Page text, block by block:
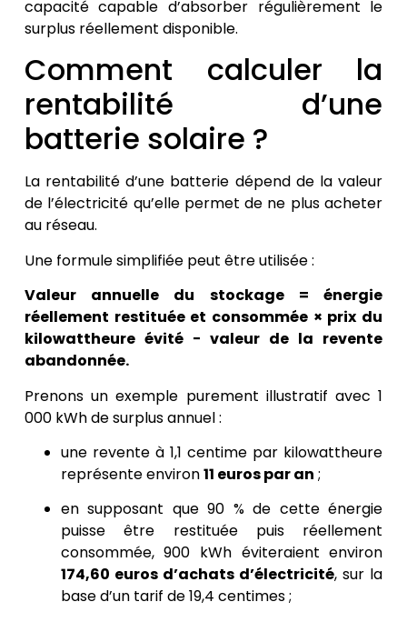
capacité capable d’absorber régulièrement le
surplus réellement disponible.
Comment calculer la
rentabilité d’une
batterie solaire ?
La rentabilité d’une batterie dépend de la valeur
de l’électricité qu’elle permet de ne plus acheter
au réseau.
Une formule simplifiée peut être utilisée :
Valeur annuelle du stockage = énergie
réellement restituée et consommée × prix du
kilowattheure évité − valeur de la revente
abandonnée.
Prenons un exemple purement illustratif avec 1
000 kWh de surplus annuel :
une revente à 1,1 centime par kilowattheure
représente environ11 euros par an ;
en supposant que 90 % de cette énergie
puisse être restituée puis réellement
consommée, 900 kWh éviteraient environ
174,60 euros d’achats d’électricité, sur la
base d’un tarif de 19,4 centimes ;